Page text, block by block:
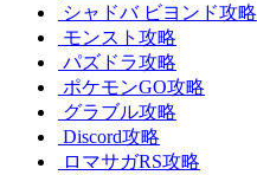
シャドバ ビヨンド攻略
モンスト攻略
パズドラ攻略
ポケモンGO攻略
グラブル攻略
Discord攻略
ロマサガRS攻略